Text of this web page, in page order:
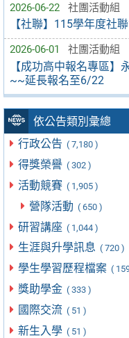
2026-06-22 社團活動組
【社聯】115學年度社
2026-06-01 社團活動組
【成功高中報名專區
~~延長報名至6/22
依公告類別彙總
行政公告 ( 7,180 )
得獎榮譽 ( 302 )
活動競賽 ( 1,905 )
營隊活動 ( 650 )
研習講座 ( 1,044 )
生涯與升學訊息 ( 720 )
學生學習歷程檔案 (
獎助學金 ( 333 )
國際交流 ( 51 )
新生入學 ( 51 )